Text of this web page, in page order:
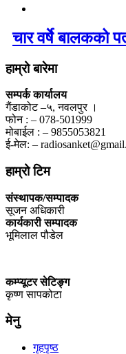
चार वर्षे बालकको
हाम्रो बारेमा
सम्पर्क कार्यालय
गैंडाकोट –५, नवलपुर ।
फोन : – 078-501999
मोबाईल : – 9855053821
ई-मेल: –
हाम्रो टिम
संस्थापक/सम्पादक
सूजन अधिकारी
कार्यकारी सम्पादक
भूमिलाल पौडेल
कम्प्यूटर सेटिङ्ग
कृष्ण सापकोटा
मेनु
गृहपृष्ठ